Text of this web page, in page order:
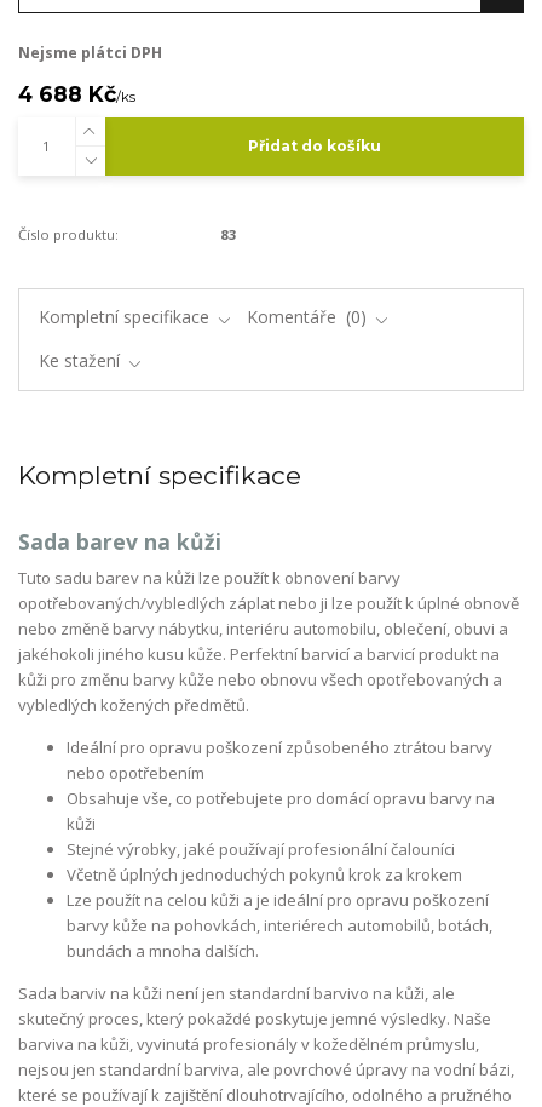
Nejsme plátci DPH
4 688 Kč/ks
Přidat do košíku
Číslo produktu: 83
Kompletní specifikace Komentáře
0
Ke stažení
Kompletní specifikace
Sada barev na kůži
Tuto sadu barev na kůži lze použít k obnovení barvy
opotřebovaných/vybledlých záplat nebo ji lze použít k úplné obnově
nebo změně barvy nábytku, interiéru automobilu, oblečení, obuvi a
jakéhokoli jiného kusu kůže. Perfektní barvicí a barvicí produkt na
kůži pro změnu barvy kůže nebo obnovu všech opotřebovaných a
vybledlých kožených předmětů.
Ideální pro opravu poškození způsobeného ztrátou barvy
nebo opotřebením
Obsahuje vše, co potřebujete pro domácí opravu barvy na
kůži
Stejné výrobky, jaké používají profesionální čalouníci
Včetně úplných jednoduchých pokynů krok za krokem
Lze použít na celou kůži a je ideální pro opravu poškození
barvy kůže na pohovkách, interiérech automobilů, botách,
bundách a mnoha dalších.
Sada barviv na kůži není jen standardní barvivo na kůži, ale
skutečný proces, který pokaždé poskytuje jemné výsledky. Naše
barviva na kůži, vyvinutá profesionály v kožedělném průmyslu,
nejsou jen standardní barviva, ale povrchové úpravy na vodní bázi,
které se používají k zajištění dlouhotrvajícího, odolného a pružného